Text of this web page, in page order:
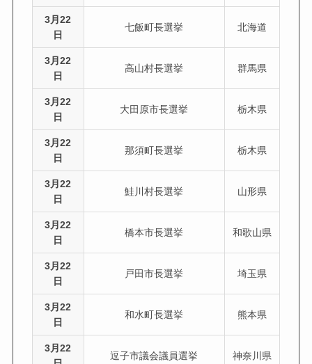
3月22
日
七飯町長選挙 北海道
3月22
日
高山村長選挙 群馬県
3月22
日
大田原市長選挙 栃木県
3月22
日
那須町長選挙 栃木県
3月22
日
鮭川村長選挙 山形県
3月22
日
橋本市長選挙 和歌山県
3月22
日
戸田市長選挙 埼玉県
3月22
日
和水町長選挙 熊本県
3月22
逗子市議会議員選挙 神奈川県